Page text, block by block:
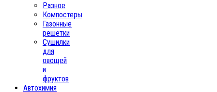
Разное
Компостеры
Газонные
решетки
Сушилки
для
овощей
и
фруктов
Автохимия